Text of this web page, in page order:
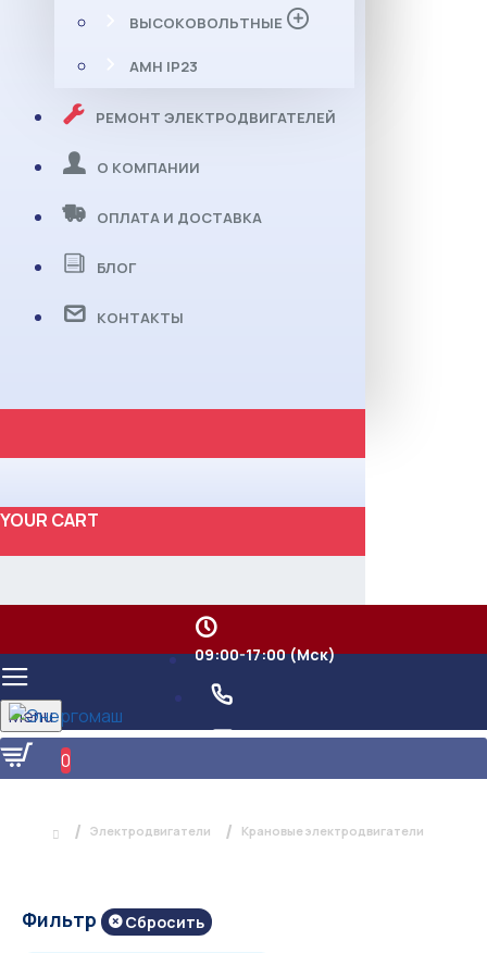
ВЫСОКОВОЛЬТНЫЕ
АМН IP23
РЕМОНТ ЭЛЕКТРОДВИГАТЕЛЕЙ
О КОМПАНИИ
ОПЛАТА И ДОСТАВКА
БЛОГ
КОНТАКТЫ
YOUR CART
09:00-17:00 (Мск)
Menu
0
Электродвигатели Крановые электродвигатели
Фильтр Сбросить